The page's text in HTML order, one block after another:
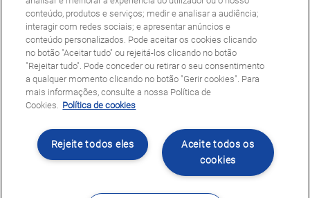
conteúdo, produtos e serviços; medir e analisar a audiência;
interagir com redes sociais; e apresentar anúncios e
conteúdo personalizados. Pode aceitar os cookies clicando
no botão "Aceitar tudo" ou rejeitá-los clicando no botão
"Rejeitar tudo". Pode conceder ou retirar o seu consentimento
a qualquer momento clicando no botão "Gerir cookies". Para
mais informações, consulte a nossa Política de
Cookies. Política de cookies
Aceite todos os
cookies
Rejeite todos eles